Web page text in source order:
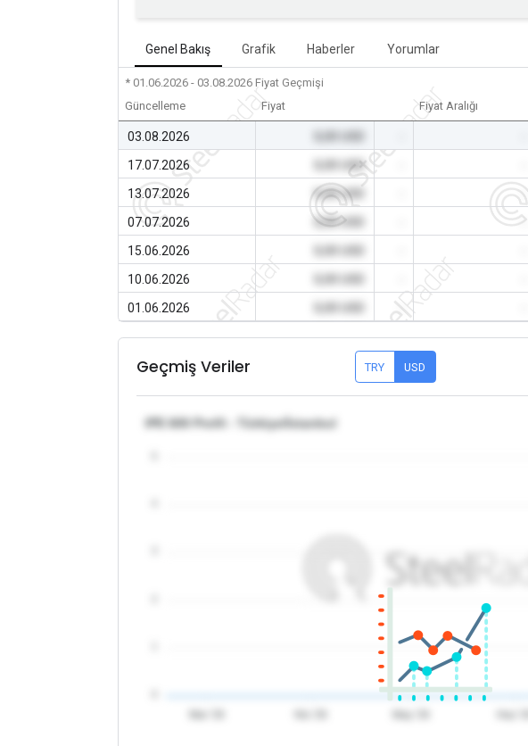
Genel Bakış Grafik Haberler Yorumlar
* 01.06.2026 - 03.08.2026 Fiyat Geçmişi
Güncelleme
Fiyat Fiyat Aralığı
03.08.2026
17.07.2026
0,00 USD
13.07.2026
0,00 USD -
07.07.2026
0,00 USD -
15.06.2026
10.06.2026
01.06.2026
-
Geçmiş Veriler TRY USD
IPE 600 Profil - Türkiye/İstanbul